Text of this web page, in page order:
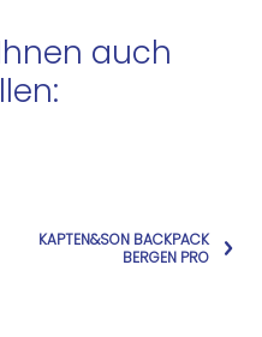
auch
KAPTEN&SON BACKPACK
BERGEN PRO